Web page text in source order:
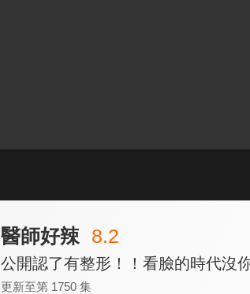
醫師好辣 8.2
公開認了有整形！！看臉的時代沒
更新至第 1750 集